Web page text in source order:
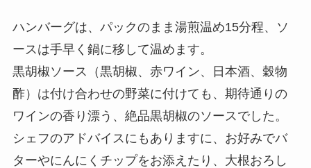
ハンバーグは、パックのまま湯煎温め15分程、ソ
ースは手早く鍋に移して温めます。
黒胡椒ソース（黒胡椒、赤ワイン、日本酒、穀物
酢）は付け合わせの野菜に付けても、期待通りの
ワインの香り漂う、絶品黒胡椒のソースでした。
シェフのアドバイスにもありますに、お好みでバ
ターやにんにくチップをお添えたり、大根おろし